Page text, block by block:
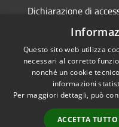
Dichiarazione di
Accessibilità
Privacy
Questo sito web utilizza
necessari al corretto
nonché un cookie
informazioni
Per maggiori dettagli, può
ACCETTA TUTTO